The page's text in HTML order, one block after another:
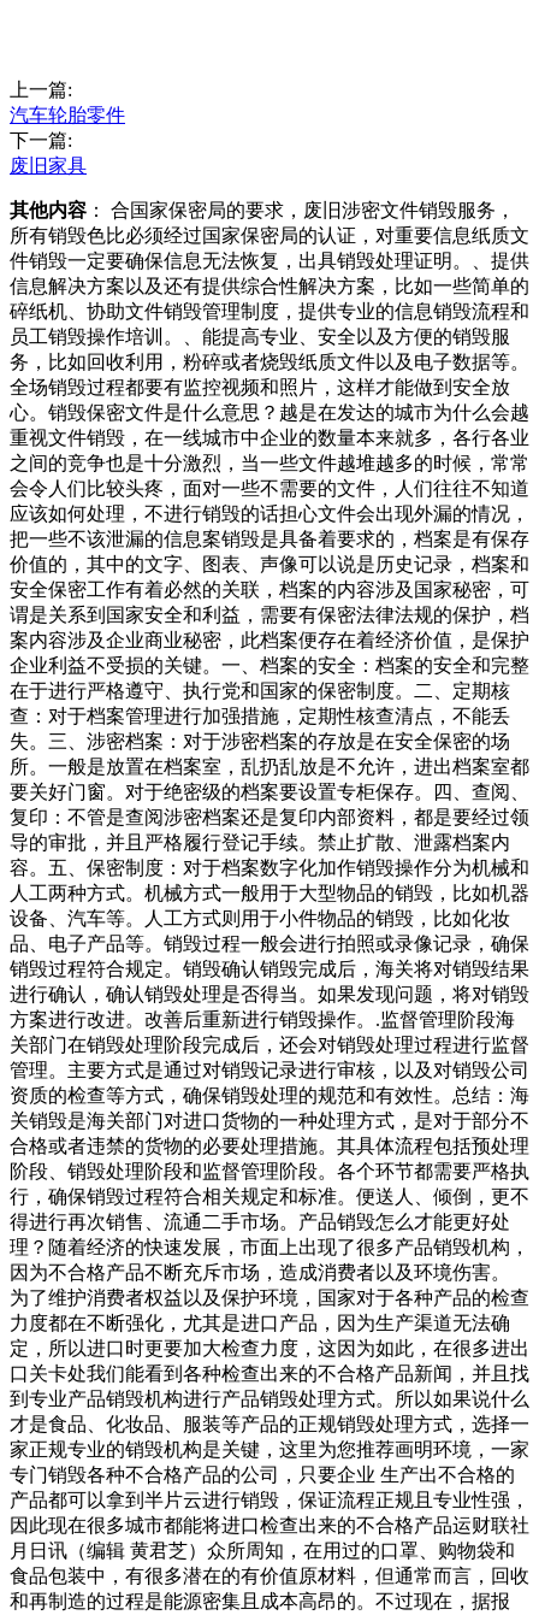
上一篇:
汽车轮胎零件
下一篇:
废旧家具
其他内容 ： 合国家保密局的要求，废旧涉密文件销毁服务，
所有销毁色比必须经过国家保密局的认证，对重要信息纸质文
件销毁一定要确保信息无法恢复，出具销毁处理证明。、提供
信息解决方案以及还有提供综合性解决方案，比如一些简单的
碎纸机、协助文件销毁管理制度，提供专业的信息销毁流程和
员工销毁操作培训。、能提高专业、安全以及方便的销毁服
务，比如回收利用，粉碎或者烧毁纸质文件以及电子数据等。
全场销毁过程都要有监控视频和照片，这样才能做到安全放
心。销毁保密文件是什么意思？越是在发达的城市为什么会越
重视文件销毁，在一线城市中企业的数量本来就多，各行各业
之间的竞争也是十分激烈，当一些文件越堆越多的时候，常常
会令人们比较头疼，面对一些不需要的文件，人们往往不知道
应该如何处理，不进行销毁的话担心文件会出现外漏的情况，
把一些不该泄漏的信息案销毁是具备着要求的，档案是有保存
价值的，其中的文字、图表、声像可以说是历史记录，档案和
安全保密工作有着必然的关联，档案的内容涉及国家秘密，可
谓是关系到国家安全和利益，需要有保密法律法规的保护，档
案内容涉及企业商业秘密，此档案便存在着经济价值，是保护
企业利益不受损的关键。一、档案的安全：档案的安全和完整
在于进行严格遵守、执行党和国家的保密制度。二、定期核
查：对于档案管理进行加强措施，定期性核查清点，不能丢
失。三、涉密档案：对于涉密档案的存放是在安全保密的场
所。一般是放置在档案室，乱扔乱放是不允许，进出档案室都
要关好门窗。对于绝密级的档案要设置专柜保存。四、查阅、
复印：不管是查阅涉密档案还是复印内部资料，都是要经过领
导的审批，并且严格履行登记手续。禁止扩散、泄露档案内
容。五、保密制度：对于档案数字化加作销毁操作分为机械和
人工两种方式。机械方式一般用于大型物品的销毁，比如机器
设备、汽车等。人工方式则用于小件物品的销毁，比如化妆
品、电子产品等。销毁过程一般会进行拍照或录像记录，确保
销毁过程符合规定。销毁确认销毁完成后，海关将对销毁结果
进行确认，确认销毁处理是否得当。如果发现问题，将对销毁
方案进行改进。改善后重新进行销毁操作。.监督管理阶段海
关部门在销毁处理阶段完成后，还会对销毁处理过程进行监督
管理。主要方式是通过对销毁记录进行审核，以及对销毁公司
资质的检查等方式，确保销毁处理的规范和有效性。总结：海
关销毁是海关部门对进口货物的一种处理方式，是对于部分不
合格或者违禁的货物的必要处理措施。其具体流程包括预处理
阶段、销毁处理阶段和监督管理阶段。各个环节都需要严格执
行，确保销毁过程符合相关规定和标准。便送人、倾倒，更不
得进行再次销售、流通二手市场。产品销毁怎么才能更好处
理？随着经济的快速发展，市面上出现了很多产品销毁机构，
因为不合格产品不断充斥市场，造成消费者以及环境伤害。
为了维护消费者权益以及保护环境，国家对于各种产品的检查
力度都在不断强化，尤其是进口产品，因为生产渠道无法确
定，所以进口时更要加大检查力度，这因为如此，在很多进出
口关卡处我们能看到各种检查出来的不合格产品新闻，并且找
到专业产品销毁机构进行产品销毁处理方式。所以如果说什么
才是食品、化妆品、服装等产品的正规销毁处理方式，选择一
家正规专业的销毁机构是关键，这里为您推荐画明环境，一家
专门销毁各种不合格产品的公司，只要企业 生产出不合格的
产品都可以拿到半片云进行销毁，保证流程正规且专业性强，
因此现在很多城市都能将进口检查出来的不合格产品运财联社
月日讯（编辑 黄君芝）众所周知，在用过的口罩、购物袋和
食品包装中，有很多潜在的有价值原材料，但通常而言，回收
和再制造的过程是能源密集且成本高昂的。不过现在，据报